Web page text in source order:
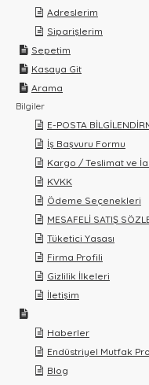
Adreslerim
Siparişlerim
Sepetim
Kasaya Git
Arama
Bilgiler
E-POSTA
İş Başvuru Formu
Kargo / Teslimat ve
KVKK
Ödeme Seçenekleri
MESAFELİ SATIŞ
Tüketici Yasası
Firma Profili
Gizlilik İlkeleri
İletişim
Haberler
Endüstriyel Mutfak
Blog